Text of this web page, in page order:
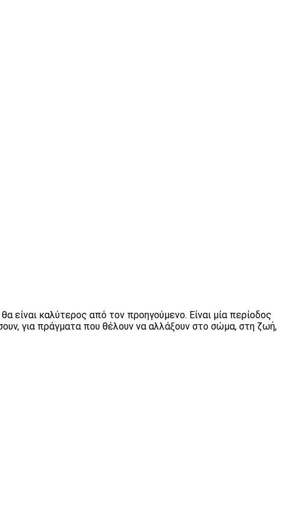
είναι καλύτερος από τον προηγούμενο. Είναι μία περίοδος
για πράγματα που θέλουν να αλλάξουν στο σώμα, στη ζωή,